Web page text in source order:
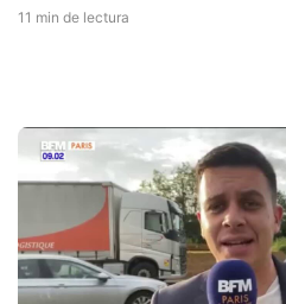
11 min de lectura